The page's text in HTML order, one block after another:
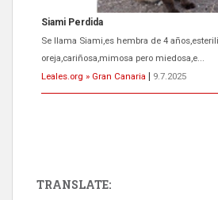
Siami Perdida
Se llama Siami,es hembra de 4
oreja,cariñosa,mimosa pero miedosa,e...
Leales.org » Gran Canaria
9.7.2025
TRANSLATE: